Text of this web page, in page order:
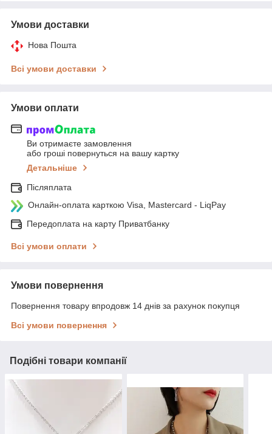
Умови доставки
Нова Пошта
Всі умови доставки
Умови оплати
Ви отримаєте замовлення
або гроші повернуться на вашу картку
Детальніше
Післяплата
Онлайн-оплата карткою Visa, Mastercard - LiqPay
Передоплата на карту Приватбанку
Всі умови оплати
Умови повернення
Повернення товару впродовж 14 днів за рахунок покупця
Всі умови повернення
Подібні товари компанії